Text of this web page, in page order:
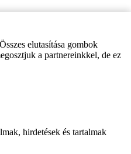
elutasítása gombok
a partnereinkkel, de ez
hirdetések és tartalmak